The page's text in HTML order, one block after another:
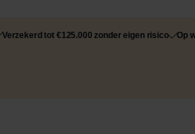
Verzekerd tot €125.000 zonder eigen risico Op